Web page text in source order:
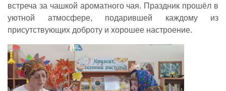
встреча за чашкой ароматного чая. Праздник прошёл в
уютной атмосфере, подарившей каждому из
присутствующих доброту и хорошее настроение.